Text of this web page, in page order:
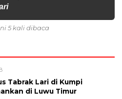
5 kali dibaca
Tabrak Lari di Kumpi
di Luwu Timur